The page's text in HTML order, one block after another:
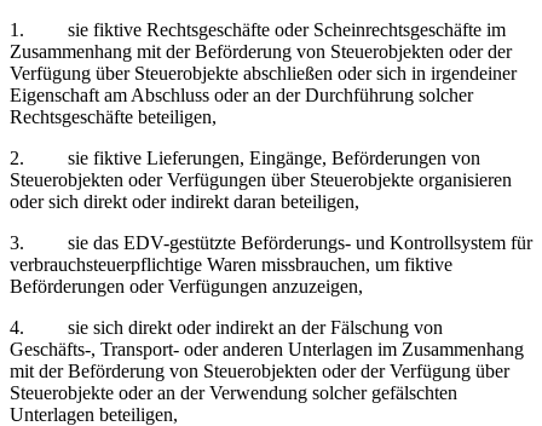
1. sie fiktive Rechtsgeschäfte oder Scheinrechtsgeschäfte im
Zusammenhang mit der Beförderung von Steuerobjekten oder der
Verfügung über Steuerobjekte abschließen oder sich in irgendeiner
Eigenschaft am Abschluss oder an der Durchführung solcher
Rechtsgeschäfte beteiligen,
2. sie fiktive Lieferungen, Eingänge, Beförderungen von
Steuerobjekten oder Verfügungen über Steuerobjekte organisieren
oder sich direkt oder indirekt daran beteiligen,
3. sie das EDV-gestützte Beförderungs- und Kontrollsystem für
verbrauchsteuerpflichtige Waren missbrauchen, um fiktive
Beförderungen oder Verfügungen anzuzeigen,
4. sie sich direkt oder indirekt an der Fälschung von
Geschäfts‑, Transport- oder anderen Unterlagen im Zusammenhang
mit der Beförderung von Steuerobjekten oder der Verfügung über
Steuerobjekte oder an der Verwendung solcher gefälschten
Unterlagen beteiligen,